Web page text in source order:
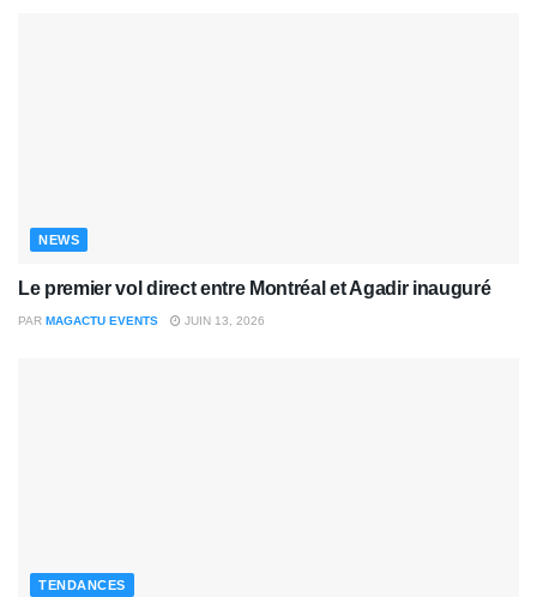
NEWS
Le premier vol direct entre Montréal et Agadir inauguré
PAR MAGACTU EVENTS JUIN 13, 2026
TENDANCES